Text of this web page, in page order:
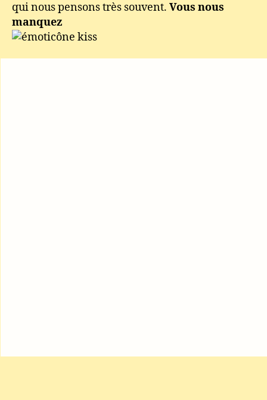
qui nous pensons très souvent. Vous nous
manquez